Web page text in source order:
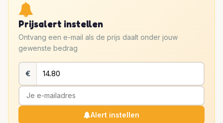
Prijsalert instellen
Ontvang een e-mail als de prijs daalt onder jouw
gewenste bedrag
€
Alert instellen